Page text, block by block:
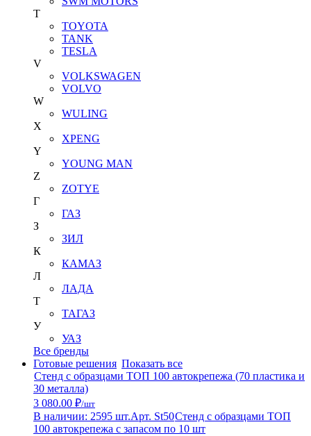
T
TOYOTA
TANK
TESLA
V
VOLKSWAGEN
VOLVO
W
WULING
X
XPENG
Y
YOUNG MAN
Z
ZOTYE
Г
ГАЗ
З
ЗИЛ
К
КАМАЗ
Л
ЛАДА
Т
ТАГАЗ
У
УАЗ
Все бренды
Готовые решения Показать все
Стенд с образцами ТОП 100 автокрепежа (70 пластика и
30 металла)
3 080.00 ₽/шт
В наличии: 2595 шт.Арт. St50Стенд с образцами ТОП
100 автокрепежа с запасом по 10 шт